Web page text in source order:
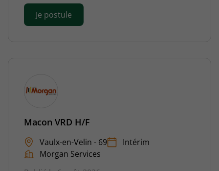
Je postule
Macon VRD H/F
Vaulx-en-Velin - 69
Intérim
Morgan Services